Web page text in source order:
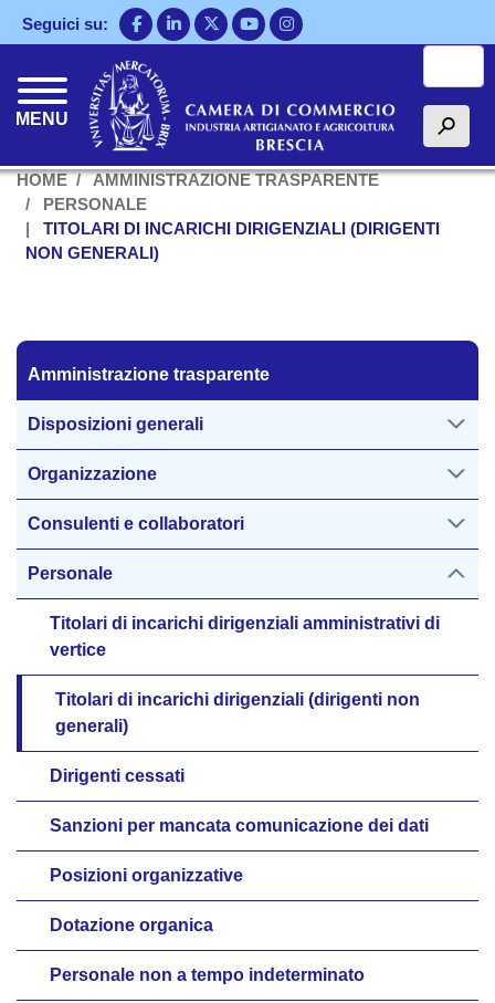
Salta
al
Seguici su:
MENU h
HOME
AMMINISTRAZIONE TRASPARENTE
PERSONALE
TITOLARI DI INCARICHI DIRIGENZIALI (DIRIGENTI
NON GENERALI)
Amministrazione trasparente
Amministrazione trasparente
Disposizioni generali
Organizzazione
Consulenti e collaboratori
Personale
Titolari di incarichi dirigenziali amministrativi di
vertice
Titolari di incarichi dirigenziali (dirigenti non
generali)
Dirigenti cessati
Sanzioni per mancata comunicazione dei dati
Posizioni organizzative
Dotazione organica
Personale non a tempo indeterminato